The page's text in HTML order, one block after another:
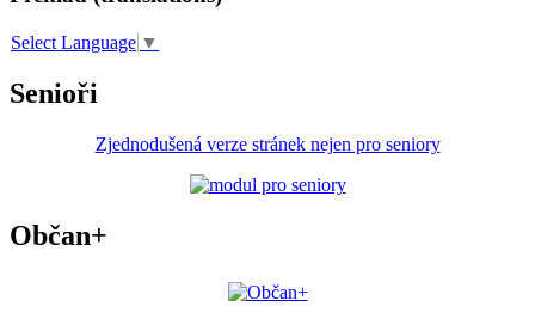
Select Language ▼
Senioři
Zjednodušená verze stránek nejen pro seniory
Občan+